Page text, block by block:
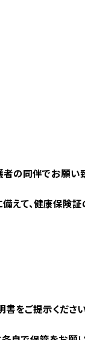
の同伴でお願い致
えて、健康保険
をご提示ください